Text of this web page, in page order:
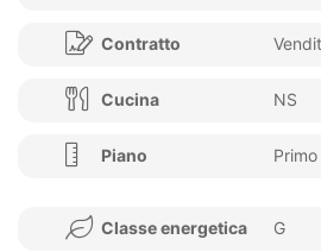
Contratto
Cucina NS
Piano Primo
Classe energetica G